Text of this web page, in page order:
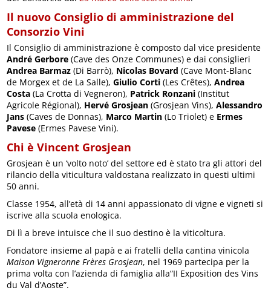
Il nuovo Consiglio di amministrazione del
Consorzio Vini
Il Consiglio di amministrazione è composto dal vice presidente
André Gerbore (Cave des Onze Communes) e dai consiglieri
Andrea Barmaz (Di Barrò), Nicolas Bovard (Cave Mont-Blanc
de Morgex et de La Salle),Giulio Corti (Les Crêtes),Andrea
Costa (La Crotta di Vegneron), Patrick Ronzani (Institut
Agricole Régional), Hervé Grosjean (Grosjean Vins),Alessandro
Jans (Caves de Donnas), Marco Martin (Lo Triolet) e Ermes
Pavese (Ermes Pavese Vini).
Chi è Vincent Grosjean
Grosjean è un ‘volto noto’ del settore ed è stato tra gli attori del
rilancio della viticultura valdostana realizzato in questi ultimi
50 anni.
Classe 1954, all’età di 14 anni appassionato di vigne e vigneti si
iscrive alla scuola enologica.
Di lì a breve intuisce che il suo destino è la viticoltura.
Fondatore insieme al papà e ai fratelli della cantina vinicola
Maison Vigneronne Frères Grosjean, nel 1969 partecipa per la
prima volta con l’azienda di famiglia alla“II Exposition des Vins
du Val d’Aoste”.